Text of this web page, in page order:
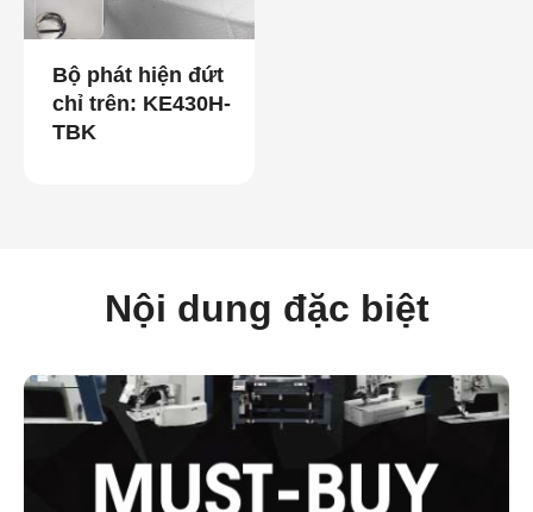
Bộ phát hiện đứt
chỉ trên: KE430H-
TBK
Nội dung đặc biệt